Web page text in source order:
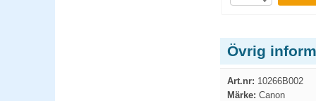
Övrig
Art.nr: 10266B002
Märke: Canon